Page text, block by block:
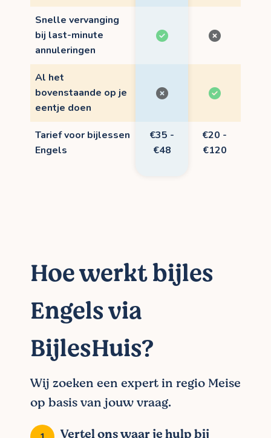
Snelle vervanging
bij last-minute
annuleringen
Al het
bovenstaande op je
eentje doen
Tarief voor bijlessen
Engels
€35 -
€48
€20 -
€120
Hoe werkt bijles
Engels via
BijlesHuis?
Wij zoeken een expert in regio Meise
op basis van jouw vraag.
Vertel ons waar je hulp bij